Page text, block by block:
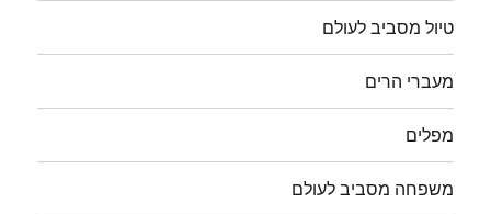
טיול מסביב לעולם
מעברי הרים
מפלים
משפחה מסביב לעולם